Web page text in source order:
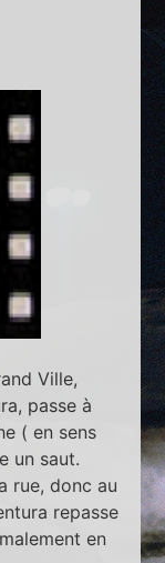
Ville,
passe à
( en sens
un saut.
rue, donc au
repasse
en